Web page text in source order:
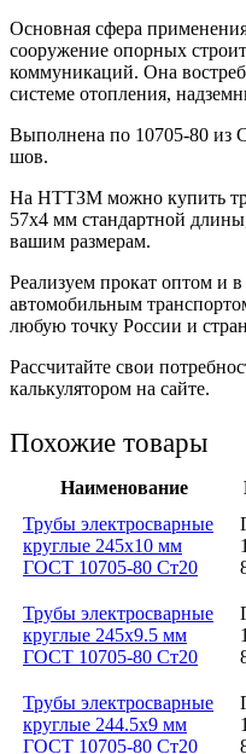
Основная сфера
сооружение опорных
коммуникаций. Она
системе отопления,
Выполнена по 10705-80 из
шов.
На НТТЗМ можно купить
57х4 мм стандартной
вашим размерам.
Реализуем прокат оптом и
автомобильным
любую точку России и
Рассчитайте свои
калькулятором на сайте.
Похожие товары
Наименование
Трубы электросварные
круглые 245x10 мм
ГОСТ 10705-80 Ст20
Трубы электросварные
круглые 245x9.5 мм
ГОСТ 10705-80 Ст20
Трубы электросварные
круглые 244.5x9 мм
ГОСТ 10705-80 Ст20